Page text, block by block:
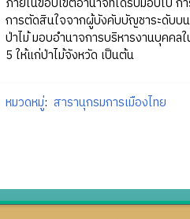
การตัดสินใจจากผู้บังคับบัญชาระดับบ
ป่าไม้ มอบอำนาจการบริหารงานบุคค
5 ให้แก่ป่าไม้จังหวัด เป็นต้น
หมวดหมู่: สารานุกรมการเมืองไทย